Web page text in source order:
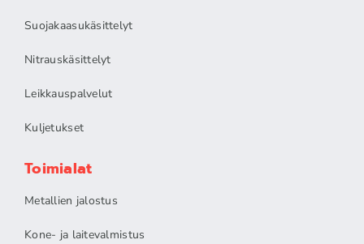
Suojakaasukäsittelyt
Nitrauskäsittelyt
Leikkauspalvelut
Kuljetukset
Toimialat
Metallien jalostus
Kone- ja laitevalmistus